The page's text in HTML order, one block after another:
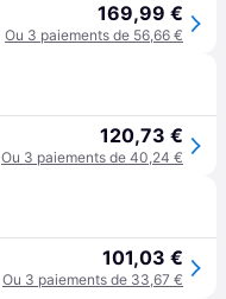
169,99 €
Ou 3 paiements de 56,66 €
120,73 €
Ou 3 paiements de 40,24 €
101,03 €
Ou 3 paiements de 33,67 €